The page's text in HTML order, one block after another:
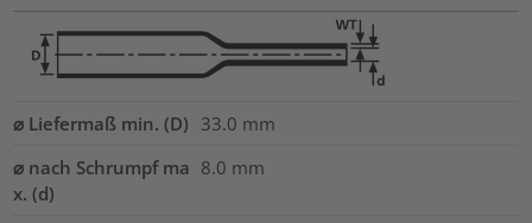
⌀ Liefermaß min. (D) 33.0 mm
⌀ nach Schrumpf ma
x. (d)
8.0 mm